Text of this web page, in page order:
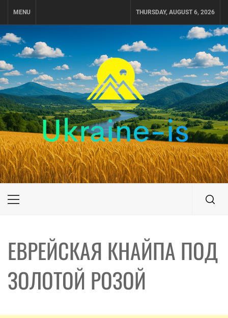
MENU THURSDAY, AUGUST 6, 2026
UKRAINE-IS
ПУТЕШЕСТВИЕ ПО УКРАИНЕ
Primary
ЕВРЕЙСКАЯ КНАЙПА ПОД
ЗОЛОТОЙ РОЗОЙ